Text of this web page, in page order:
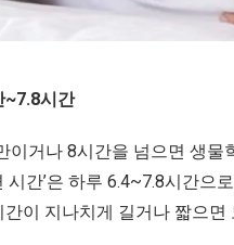
~7.8시간
이거나 8시간을 넘으면 생
시간’은 하루 6.4~7.8시간으
이 지나치게 길거나 짧으면